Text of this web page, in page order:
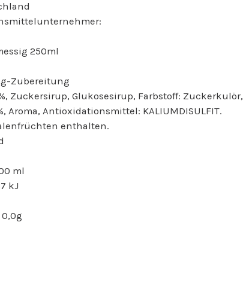
250ml
Zubereitung
Zuckersirup, Glukosesirup, Farbstoff: Zuckerkulör,
Aroma, Antioxidationsmittel: KALIUMDISULFIT.
enthalten.
ml
kJ